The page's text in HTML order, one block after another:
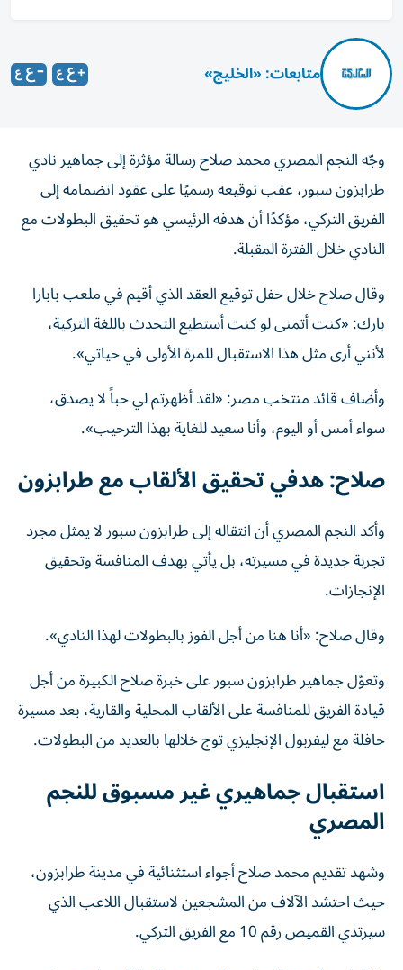
متابعات: «الخليج»
وجّه النجم المصري محمد صلاح رسالة مؤثرة إلى جماهير نادي
طرابزون سبور، عقب توقيعه رسميًا على عقود انضمامه إلى
الفريق التركي، مؤكدًا أن هدفه الرئيسي هو تحقيق البطولات مع
النادي خلال الفترة المقبلة.
وقال صلاح خلال حفل توقيع العقد الذي أقيم في ملعب بابارا
بارك: «كنت أتمنى لو كنت أستطيع التحدث باللغة التركية،
لأنني أرى مثل هذا الاستقبال للمرة الأولى في حياتي».
وأضاف قائد منتخب مصر: «لقد أظهرتم لي حباً لا يصدق،
سواء أمس أو اليوم، وأنا سعيد للغاية بهذا الترحيب».
صلاح: هدفي تحقيق الألقاب مع طرابزون
وأكد النجم المصري أن انتقاله إلى طرابزون سبور لا يمثل مجرد
تجربة جديدة في مسيرته، بل يأتي بهدف المنافسة وتحقيق
الإنجازات.
وقال صلاح: «أنا هنا من أجل الفوز بالبطولات لهذا النادي».
وتعوّل جماهير طرابزون سبور على خبرة صلاح الكبيرة من أجل
قيادة الفريق للمنافسة على الألقاب المحلية والقارية، بعد مسيرة
حافلة مع ليفربول الإنجليزي توج خلالها بالعديد من البطولات.
استقبال جماهيري غير مسبوق للنجم
المصري
وشهد تقديم محمد صلاح أجواء استثنائية في مدينة طرابزون،
حيث احتشد الآلاف من المشجعين لاستقبال اللاعب الذي
سيرتدي القميص رقم 10 مع الفريق التركي.